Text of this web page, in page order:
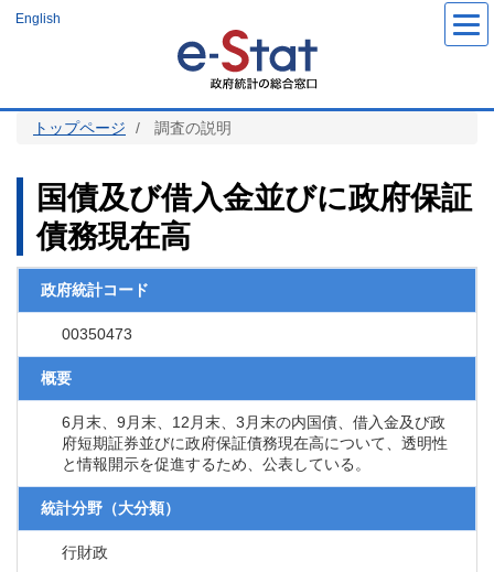
ツ
English
トップページ 調査の説明
国債及び借入金並びに政府保証
債務現在高
政府統計コード
00350473
概要
6月末、9月末、12月末、3月末の内国債、借入金及び政
府短期証券並びに政府保証債務現在高について、透明性
と情報開示を促進するため、公表している。
統計分野（大分類）
行財政